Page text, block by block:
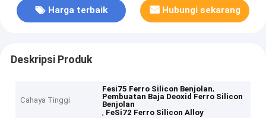
Harga terbaik Hubungi sekarang
Deskripsi Produk
Cahaya Tinggi
Fesi75 Ferro Silicon Benjolan,
Pembuatan Baja Deoxid Ferro Silicon
Benjolan
, FeSi72 Ferro Silicon Alloy